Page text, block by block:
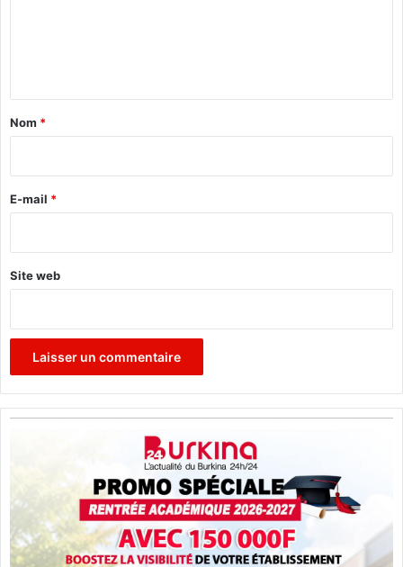
a
e
Nom *
E-mail *
Site web